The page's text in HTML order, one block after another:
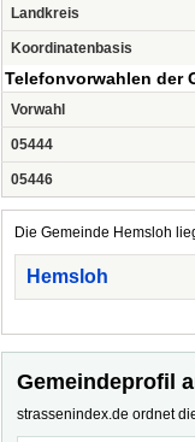
Landkreis
Koordinatenbasis
Telefonvorwahlen der
Vorwahl
05444
05446
Die Gemeinde Hemsloh
Hemsloh
Gemeindeprofil
strassenindex.de ordnet